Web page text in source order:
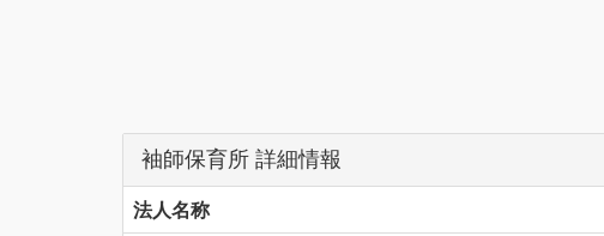
袖師保育所 詳細情報
法人名称